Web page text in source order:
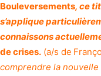
Bouleversements, ce
s’applique
connaissons
de crises. (a/s de
comprendre la nouvelle